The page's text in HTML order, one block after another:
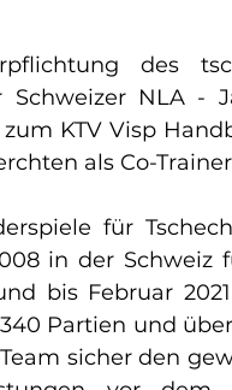
des
NLA -
KTV Visp
als Co-
für
in der Schweiz
bis Februar
Partien und
sicher den